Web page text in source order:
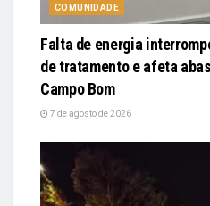
COMUNIDADE
Falta de energia
de tratamento e afeta
Campo Bom
7 de agosto de 2026